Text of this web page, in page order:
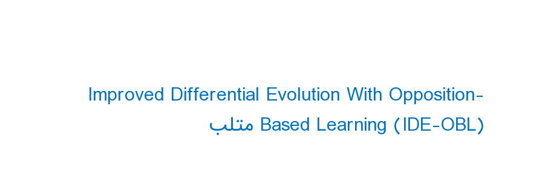
Improved Differential Evolution With Opposition-
Based Learning (IDE-OBL) متلب